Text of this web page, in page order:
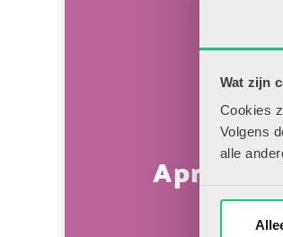
Wat zijn
Cookies
Volgens
alle
April